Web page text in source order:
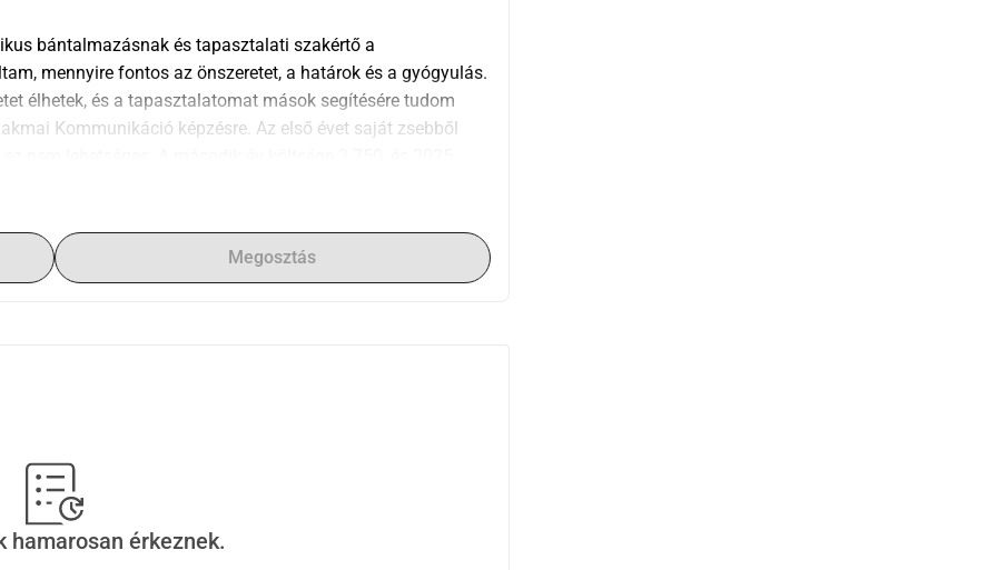
bántalmazásnak és tapasztalati szakértő a
mennyire fontos az önszeretet, a határok és a gyógyulás.
élhetek, és a tapasztalatomat mások segítésére tudom
Kommunikáció képzésre. Az első évet saját zsebből
Támogatni azokat, akik pszichikai bántalmazásnak voltak
és visszanyerhetik az erejüketA te
és tapasztalataimat arra használhatom, hogy
Megosztás
hamarosan érkeznek.